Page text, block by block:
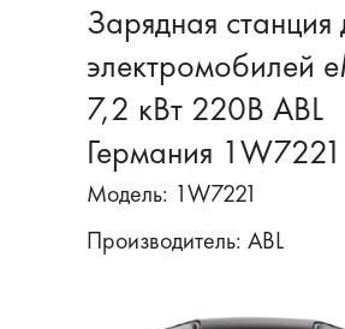
Зарядная станция
электромобилей
7,2 кВт 220В ABL
Германия 1W7221
Модель: 1W7221
Производитель: ABL